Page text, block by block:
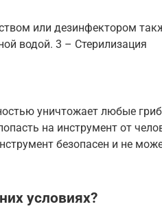
или дезинфектором
водой. 3 – Стерилизация
уничтожает любые
на инструмент от
безопасен и не
условиях?